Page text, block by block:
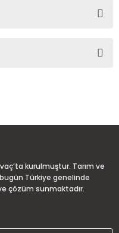
öneri formunu
olmalı.kurulmuştur. Tarım ve
Türkiye genelinde
çözüm sunmaktadır.